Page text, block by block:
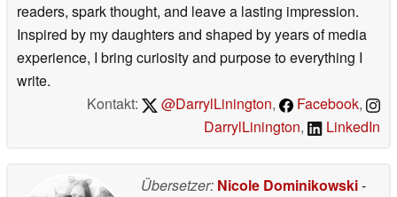
readers, spark thought, and leave a lasting impression.
Inspired by my daughters and shaped by years of media
experience, I bring curiosity and purpose to everything I
write.
Kontakt:
@DarrylLinington, Facebook,
DarrylLinington, LinkedIn
Übersetzer: Nicole Dominikowski-